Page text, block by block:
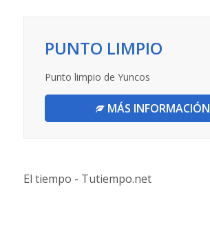
PUNTO LIMPIO
Punto limpio de Yuncos
MÁS INFORMACIÓN
El tiempo - Tutiempo.net